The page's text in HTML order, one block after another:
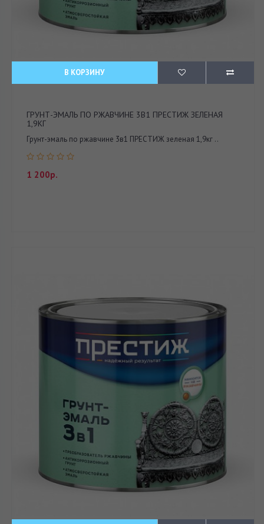
В КОРЗИНУ
ГРУНТ-ЭМАЛЬ ПО РЖАВЧИНЕ 3В1 ПРЕСТИЖ ЗЕЛЕНАЯ
1,9КГ
Грунт-эмаль по ржавчине 3в1 ПРЕСТИЖ зеленая 1,9кг ..
1 200р.